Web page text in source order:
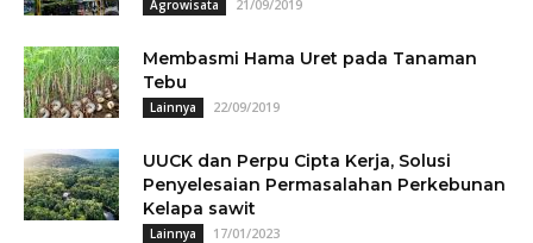
Agrowisata 21/09/2019
Membasmi Hama Uret pada Tanaman
Tebu
Lainnya 22/09/2019
UUCK dan Perpu Cipta Kerja, Solusi
Penyelesaian Permasalahan Perkebunan
Kelapa sawit
Lainnya 17/01/2023